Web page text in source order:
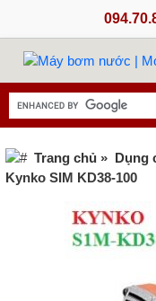
Trang chủ » Dụng
Kynko SIM KD38-100